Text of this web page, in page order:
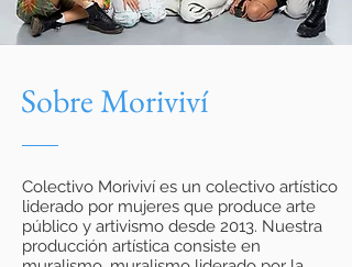
Sobre Moriviví
Colectivo Moriviví es un colectivo artístico
liderado por mujeres que produce arte
público y artivismo desde 2013. Nuestra
producción artística consiste en